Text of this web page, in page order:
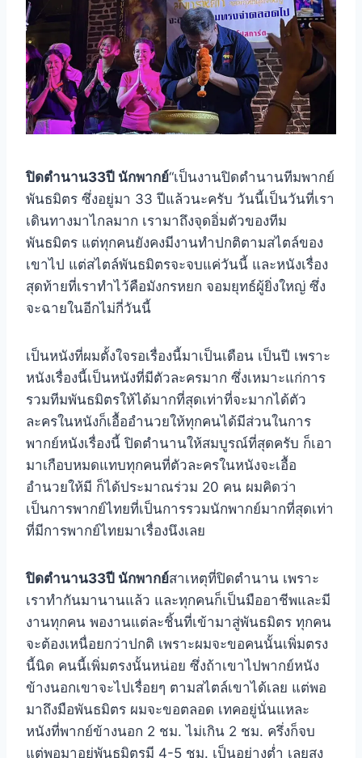
ปิดตำนาน33ปี นักพากย์“เป็นงานปิดตำนานทีมพากย์
พันธมิตร ซึ่งอยู่มา 33 ปีแล้วนะครับ วันนี้เป็นวันที่เรา
เดินทางมาไกลมาก เรามาถึงจุดอิ่มตัวของทีม
พันธมิตร แต่ทุกคนยังคงมีงานทำปกติตามสไตล์ของ
เขาไป แต่สไตล์พันธมิตรจะจบแค่วันนี้ และหนังเรื่อง
สุดท้ายที่เราทำไว้คือมังกรหยก จอมยุทธ์ผู้ยิ่งใหญ่ ซึ่ง
จะฉายในอีกไม่กี่วันนี้
เป็นหนังที่ผมตั้งใจรอเรื่องนี้มาเป็นเดือน เป็นปี เพราะ
หนังเรื่องนี้เป็นหนังที่มีตัวละครมาก ซึ่งเหมาะแก่การ
รวมทีมพันธมิตรให้ได้มากที่สุดเท่าที่จะมากได้ตัว
ละครในหนังก็เอื้ออำนวยให้ทุกคนได้มีส่วนในการ
พากย์หนังเรื่องนี้ ปิดตำนานให้สมบูรณ์ที่สุดครับ ก็เอา
มาเกือบหมดแทบทุกคนที่ตัวละครในหนังจะเอื้อ
อำนวยให้มี ก็ได้ประมาณร่วม 20 คน ผมคิดว่า
เป็นการพากย์ไทยที่เป็นการรวมนักพากย์มากที่สุดเท่า
ที่มีการพากย์ไทยมาเรื่องนึงเลย
ปิดตำนาน33ปี นักพากย์สาเหตุที่ปิดตำนาน เพราะ
เราทำกันมานานแล้ว และทุกคนก็เป็นมืออาชีพและมี
งานทุกคน พองานแต่ละชิ้นที่เข้ามาสู่พันธมิตร ทุกคน
จะต้องเหนื่อยกว่าปกติ เพราะผมจะขอคนนั้นเพิ่มตรง
นี้นิด คนนี้เพิ่มตรงนั้นหน่อย ซึ่งถ้าเขาไปพากย์หนัง
ข้างนอกเขาจะไปเรื่อยๆ ตามสไตล์เขาได้เลย แต่พอ
มาถึงมือพันธมิตร ผมจะขอตลอด เทคอยู่นั่นแหละ
หนังที่พากย์ข้างนอก 2 ชม. ไม่เกิน 2 ชม. ครึ่งก็จบ
แต่พอมาอยู่พันธมิตรมี 4-5 ชม. เป็นอย่างต่ำ เลยสง